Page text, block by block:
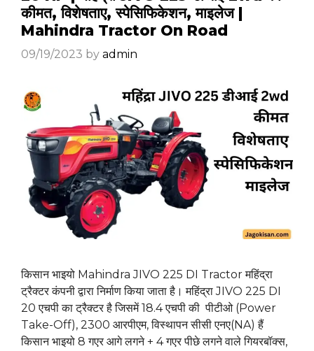
कीमत, विशेषताए, स्पेसिफिकेशन, माइलेज |
Mahindra Tractor On Road
09/19/2023 by admin
किसान भाइयो Mahindra JIVO 225 DI Tractor महिंद्रा
ट्रैक्टर कंपनी द्वारा निर्माण किया जाता है। महिंद्रा JIVO 225 DI
20 एचपी का ट्रैक्टर है जिसमें 18.4 एचपी की पीटीओ (Power
Take-Off), 2300 आरपीएम, विस्थापन सीसी एनए(NA) हैं
किसान भाइयो 8 गएर आगे लगने + 4 गएर पीछे लगने वाले गियरबॉक्स,